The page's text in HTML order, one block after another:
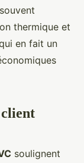
thermique et
en fait un
client
soulignent